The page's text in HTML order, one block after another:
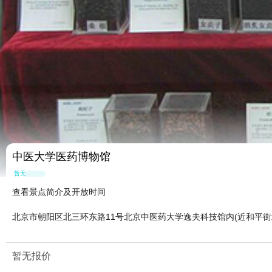
中医大学医药博物馆
暂无点评
查看景点简介及开放时间
北京市朝阳区北三环东路11号北京中医药大学逸夫科技馆内(近和平
暂无报价